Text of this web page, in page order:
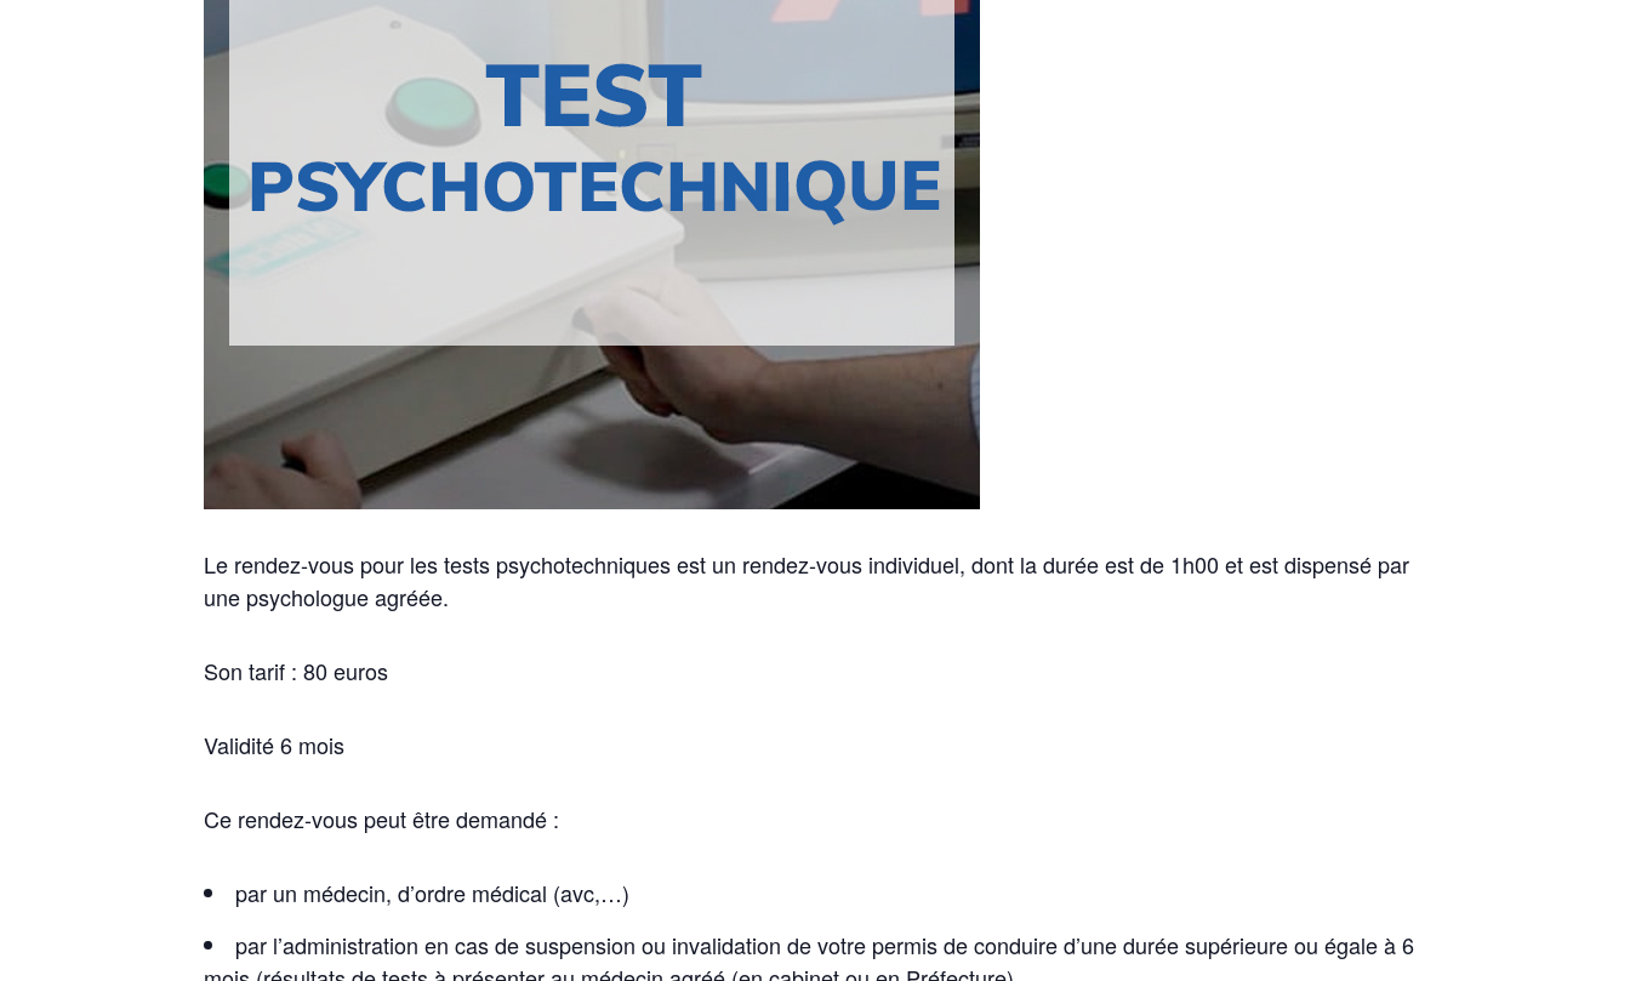
Le rendez-vous pour les tests psychotechniques est un rendez-vous individuel, dont la durée est de 1h00 et est dispensé par
une psychologue agréée.
Son tarif : 80 euros
Validité 6 mois
Ce rendez-vous peut être demandé :
par un médecin, d’ordre médical (avc,…)
par l’administration en cas de suspension ou invalidation de votre permis de conduire d’une durée supérieure ou égale à 6